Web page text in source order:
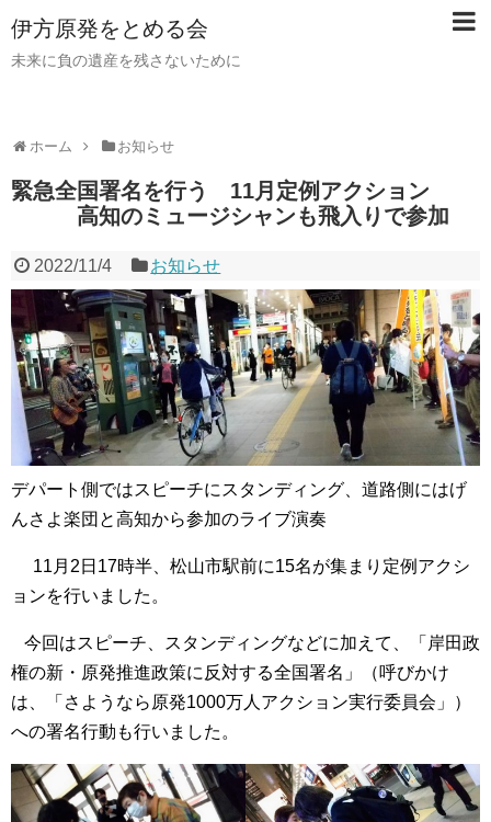
伊方原発をとめる会
未来に負の遺産を残さないために
ホーム お知らせ
緊急全国署名を行う 11月定例アクション
高知のミュージシャンも飛入りで参加
2022/11/4 お知らせ
デパート側ではスピーチにスタンディング、道路側にはげ
んさよ楽団と高知から参加のライブ演奏
11月2日17時半、松山市駅前に15名が集まり定例アクシ
ョンを行いました。
今回はスピーチ、スタンディングなどに加えて、「岸田政
権の新・原発推進政策に反対する全国署名」（呼びかけ
は、「さようなら原発1000万人アクション実行委員会」）
への署名行動も行いました。